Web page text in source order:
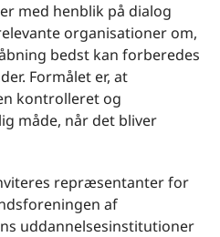
med henblik på dialog
organisationer om,
bedst kan forberedes
Formålet er, at
kontrolleret og
måde, når det bliver
repræsentanter for
af
uddannelsesinstitutioner